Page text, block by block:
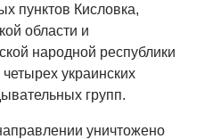
пунктов Кисловка,
области и
народной республики
украинских
групп.
уничтожено